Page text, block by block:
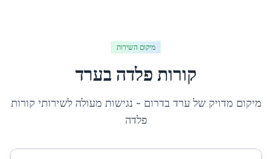
מיקום השירות
קורות פלדה בערד
מיקום מדויק של ערד בדרום - נגישות מעולה לשירותי קורות
פלדה